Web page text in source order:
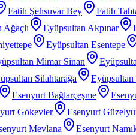
Fatih Şehsuvar Bey Fatih
Ağaçlı Eyüpsultan Akpınar
Eyüpsultan Esentepe
Mimar Sinan
Silahtarağa Eyüpsultan
Esenyurt Bağlarçeşme
Gökevler Esenyurt
Mevlana Esenyurt